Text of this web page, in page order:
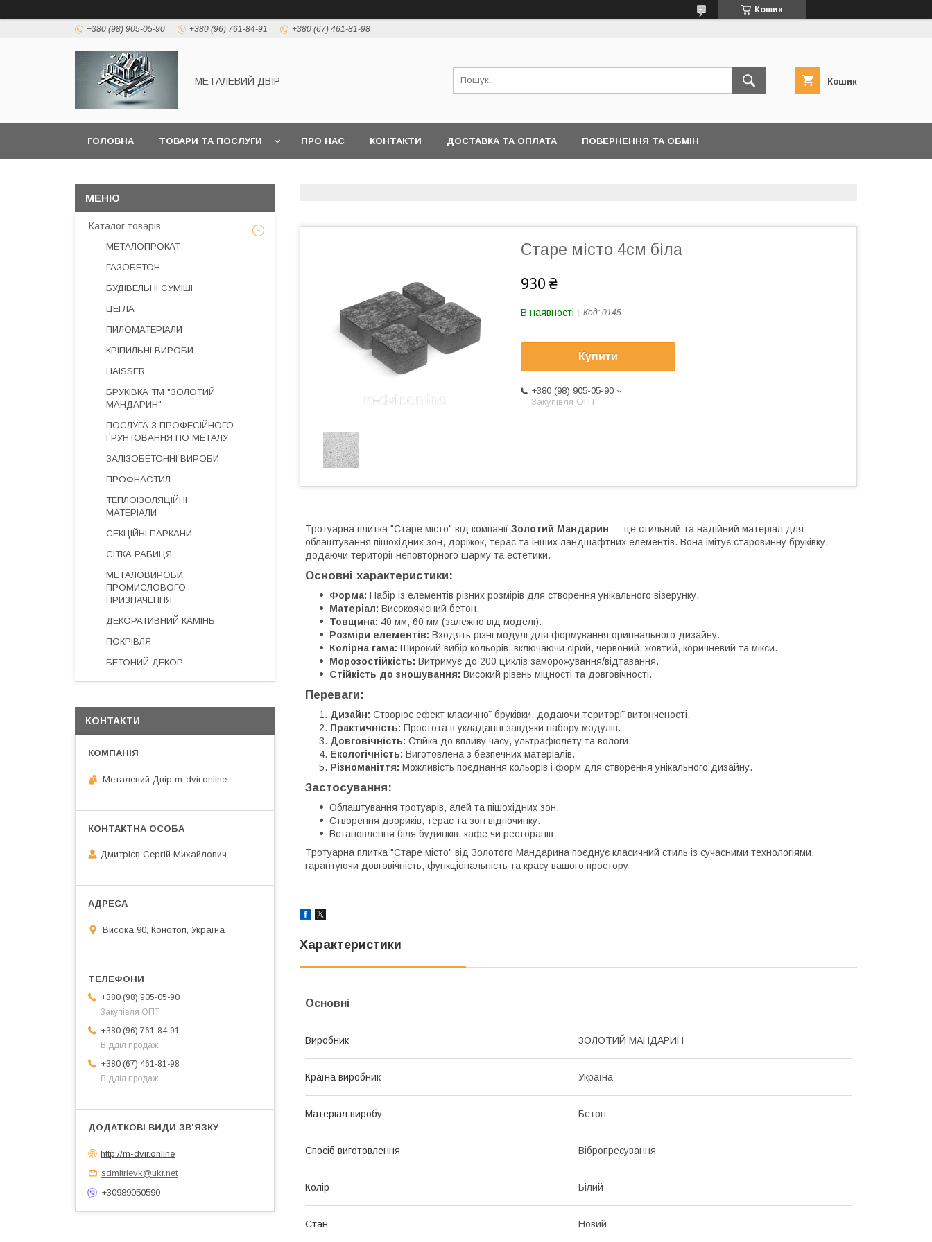
Кошик
+380 (98) 905-05-90 +380 (96) 761-84-91 +380 (67) 461-81-98
МЕТАЛЕВИЙ ДВІР Кошик
ГОЛОВНА ТОВАРИ ТА ПОСЛУГИ ПРО НАС КОНТАКТИ ДОСТАВКА ТА ОПЛАТА ПОВЕРНЕННЯ ТА ОБМІН
Старе місто 4см біла
930 ₴
В наявності Код: 0145
Купити
+380 (98) 905-05-90
Закупівля ОПТ
Тротуарна плитка "Старе місто" від компанії Золотий Мандарин — це стильний та надійний матеріал для
облаштування пішохідних зон, доріжок, терас та інших ландшафтних елементів. Вона імітує старовинну бруківку,
додаючи території неповторного шарму та естетики.
Основні характеристики:
Форма: Набір із елементів різних розмірів для створення унікального візерунку.
Матеріал: Високоякісний бетон.
Товщина: 40 мм, 60 мм (залежно від моделі).
Розміри елементів: Входять різні модулі для формування оригінального дизайну.
Колірна гама: Широкий вибір кольорів, включаючи сірий, червоний, жовтий, коричневий та мікси.
Морозостійкість: Витримує до 200 циклів заморожування/відтавання.
Стійкість до зношування: Високий рівень міцності та довговічності.
Переваги:
Дизайн: Створює ефект класичної бруківки, додаючи території витонченості.
Практичність: Простота в укладанні завдяки набору модулів.
Довговічність: Стійка до впливу часу, ультрафіолету та вологи.
Екологічність: Виготовлена з безпечних матеріалів.
Різноманіття: Можливість поєднання кольорів і форм для створення унікального дизайну.
Застосування:
Облаштування тротуарів, алей та пішохідних зон.
Створення двориків, терас та зон відпочинку.
Встановлення біля будинків, кафе чи ресторанів.
Тротуарна плитка "Старе місто" від Золотого Мандарина поєднує класичний стиль із сучасними технологіями,
гарантуючи довговічність, функціональність та красу вашого простору.
Характеристики
Основні
Виробник ЗОЛОТИЙ МАНДАРИН
Країна виробник Україна
Матеріал виробу Бетон
Спосіб виготовлення Вібропресування
Колір Білий
Стан Новий
Каталог товарів
МЕТАЛОПРОКАТ
ГАЗОБЕТОН
БУДІВЕЛЬНІ СУМІШІ
ЦЕГЛА
ПИЛОМАТЕРІАЛИ
КРІПИЛЬНІ ВИРОБИ
HAISSER
БРУКІВКА ТМ "ЗОЛОТИЙ
МАНДАРИН"
ПОСЛУГА З ПРОФЕСІЙНОГО
ҐРУНТОВАННЯ ПО МЕТАЛУ
ЗАЛІЗОБЕТОННІ ВИРОБИ
ПРОФНАСТИЛ
ТЕПЛОІЗОЛЯЦІЙНІ
МАТЕРІАЛИ
СЕКЦІЙНІ ПАРКАНИ
СІТКА РАБИЦЯ
МЕТАЛОВИРОБИ
ПРОМИСЛОВОГО
ПРИЗНАЧЕННЯ
ДЕКОРАТИВНИЙ КАМІНЬ
ПОКРІВЛЯ
БЕТОНИЙ ДЕКОР
КОНТАКТИ
Металевий Двір m-dvir.online
Дмитрієв Сергій Михайлович
Висока 90, Конотоп, Україна
+380 (98) 905-05-90
Закупівля ОПТ
+380 (96) 761-84-91
Відділ продаж
+380 (67) 461-81-98
Відділ продаж
http://m-dvir.online
sdmitrievk@ukr.net
+30989050590